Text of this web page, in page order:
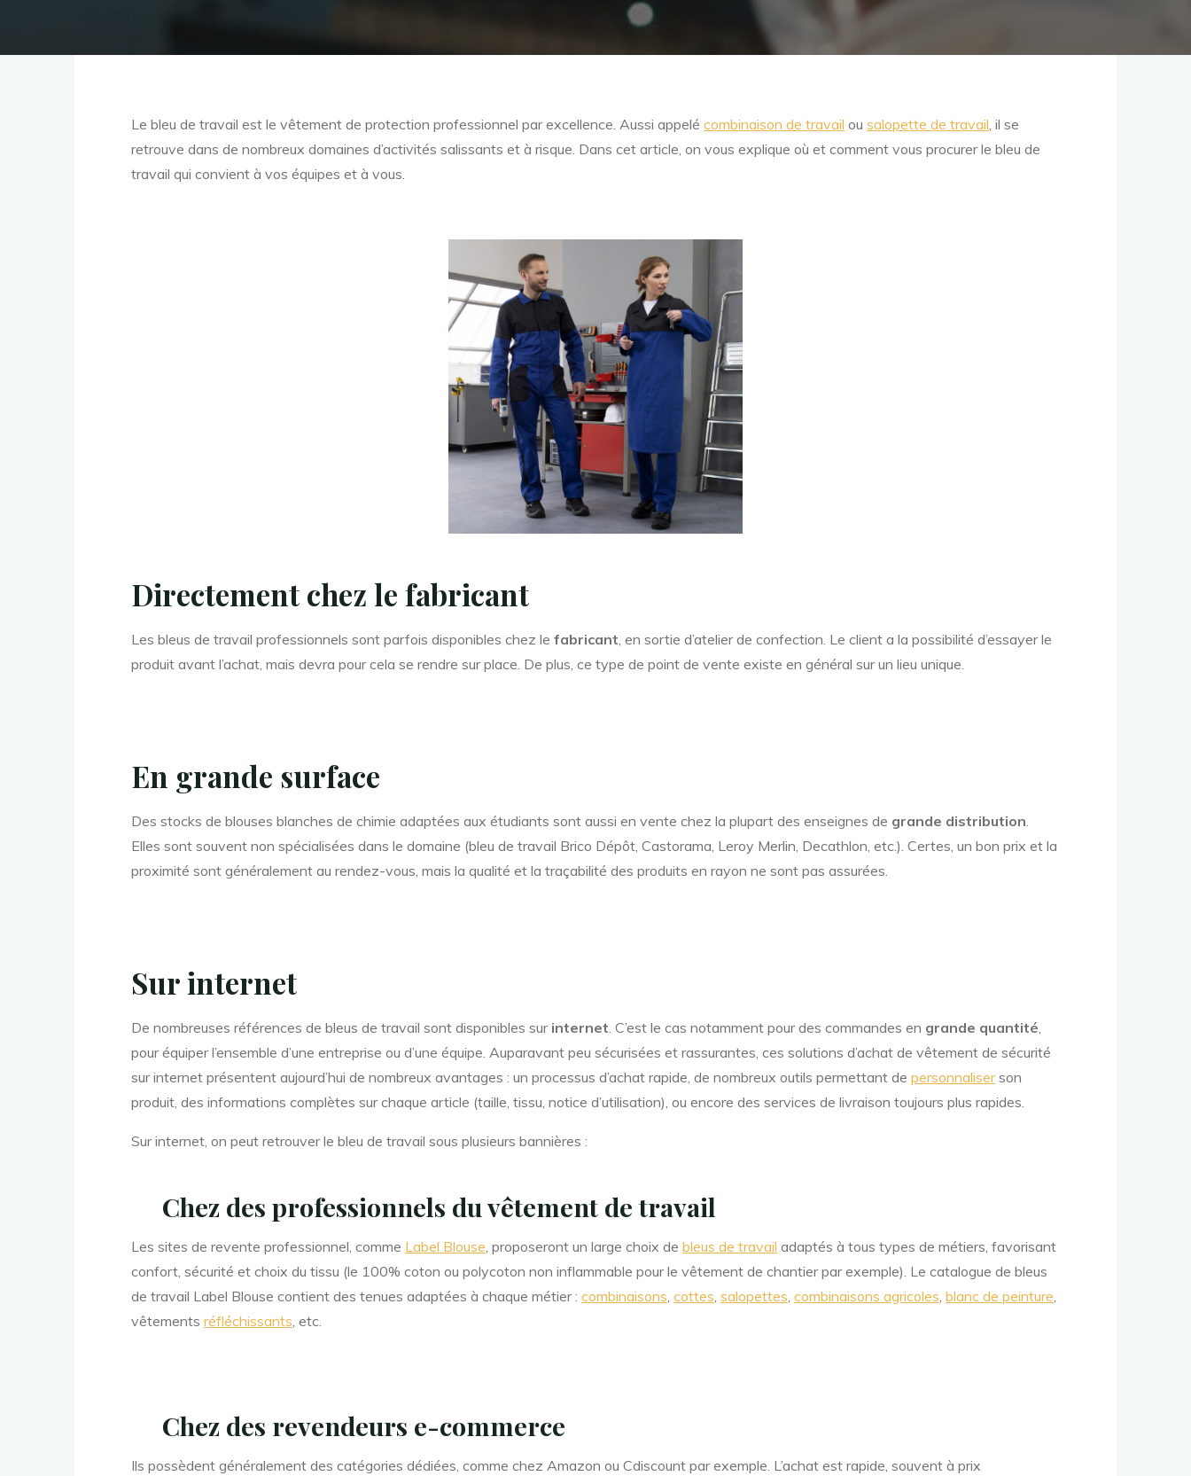
Le bleu de travail est le vêtement de protection professionnel par excellence. Aussi appelé combinaison de travail ou salopette de travail, il se
retrouve dans de nombreux domaines d’activités salissants et à risque. Dans cet article, on vous explique où et comment vous procurer le bleu de
travail qui convient à vos équipes et à vous.
Directement chez le fabricant
Les bleus de travail professionnels sont parfois disponibles chez le fabricant , en sortie d’atelier de confection. Le client a la possibilité d’essayer le
produit avant l’achat, mais devra pour cela se rendre sur place. De plus, ce type de point de vente existe en général sur un lieu unique.
En grande surface
Des stocks de blouses blanches de chimie adaptées aux étudiants sont aussi en vente chez la plupart des enseignes de grande distribution
Elles sont souvent non spécialisées dans le domaine (bleu de travail Brico Dépôt, Castorama, Leroy Merlin, Decathlon, etc.). Certes, un bon prix et la
proximité sont généralement au rendez-vous, mais la qualité et la traçabilité des produits en rayon ne sont pas assurées.
Sur internet
De nombreuses références de bleus de travail sont disponibles sur internet . C’est le cas notamment pour des commandes en grande quantité
pour équiper l’ensemble d’une entreprise ou d’une équipe. Auparavant peu sécurisées et rassurantes, ces solutions d’achat de vêtement de sécurité
sur internet présentent aujourd’hui de nombreux avantages : un processus d’achat rapide, de nombreux outils permettant de personnaliserson
produit, des informations complètes sur chaque article (taille, tissu, notice d’utilisation), ou encore des services de livraison toujours plus rapides.
Sur internet, on peut retrouver le bleu de travail sous plusieurs bannières :
Chez des professionnels du vêtement de travail
Les sites de revente professionnel, comme Label Blouse , proposeront un large choix de bleus de travail adaptés à tous types de métiers, favorisant
confort, sécurité et choix du tissu (le 100% coton ou polycoton non inflammable pour le vêtement de chantier par exemple). Le catalogue de bleus
de travail Label Blouse contient des tenues adaptées à chaque métier : combinaisons cottes salopettes combinaisons agricoles blanc de peinture
vêtements réfléchissants , etc.
Chez des revendeurs e-commerce
Ils possèdent généralement des catégories dédiées, comme chez Amazon ou Cdiscount par exemple. L’achat est rapide, souvent à prix